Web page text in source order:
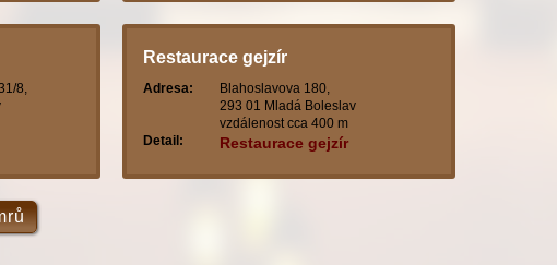
8,
Restaurace gejzír
Adresa:
Blahoslavova 180,
293 01 Mladá Boleslav
vzdálenost cca 400 m
Detail:
Restaurace gejzír